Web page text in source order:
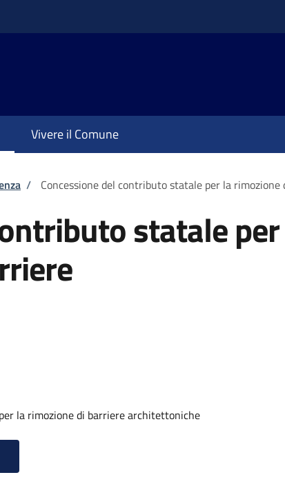
Vivere il Comune
/ Concessione del contributo statale per la
statale per
la rimozione di barriere architettoniche